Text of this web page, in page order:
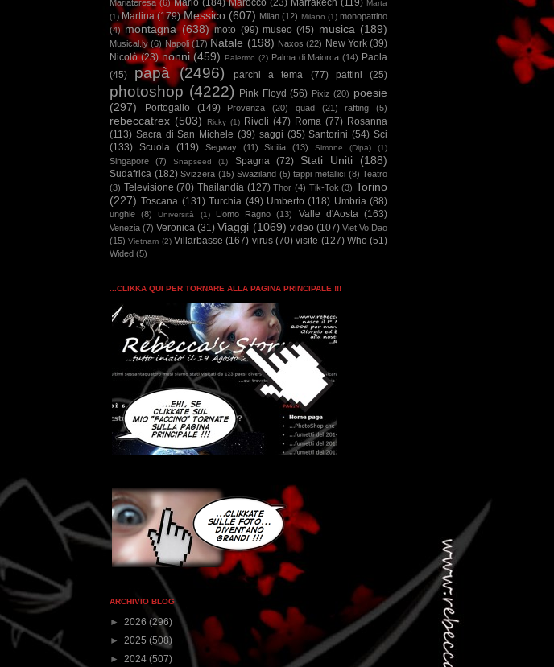
Mariateresa (6) Mario (184) Marocco (23) Marrakech (119) Marta
(1) Martina (179) Messico (607) Milan (12) Milano (1) monopattino
(4) montagna (638) moto (99) museo (45) musica (189)
Musical.ly (6) Napoli (17) Natale (198) Naxos (22) New York (39)
Nicolò (23) nonni (459) Palermo (2) Palma di Maiorca (14) Paola
(45)
papà (2496) parchi a tema (77) pattini (25)
photoshop (4222) Pink Floyd (56) Pixiz (20) poesie
(297)
Portogallo (149) Provenza (20) quad (21) rafting (5)
rebeccatrex (503) Ricky (1) Rivoli (47) Roma (77) Rosanna
(113) Sacra di San Michele (39) saggi (35) Santorini (54) Sci
(133) Scuola (119) Segway (11) Sicilia (13) Simone (Dipa) (1)
Singapore (7) Snapseed (1) Spagna (72) Stati Uniti (188)
Sudafrica (182) Svizzera (15) Swaziland (5) tappi metallici (8) Teatro
(3) Televisione (70) Thailandia (127) Thor (4) Tik-Tok (3) Torino
(227) Toscana (131) Turchia (49) Umberto (118) Umbria (88)
unghie (8) Università (1) Uomo Ragno (13) Valle d'Aosta (163)
Venezia (7) Veronica (31) Viaggi (1069) video (107) Viet Vo Dao
(15) Vietnam (2) Villarbasse (167) virus (70) visite (127) Who (51)
Wided (5)
...CLIKKA QUI PER TORNARE ALLA PAGINA PRINCIPALE !!!
ARCHIVIO BLOG
► 2026 (296)
► 2025 (508)
► 2024 (507)